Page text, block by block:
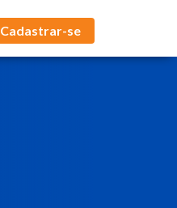
Cadastrar-se